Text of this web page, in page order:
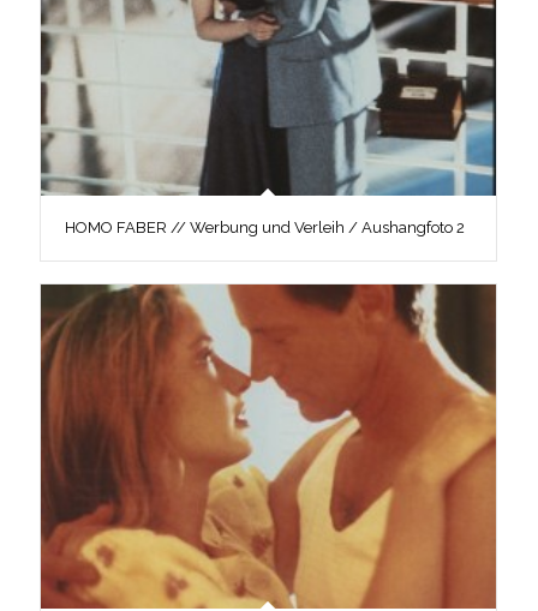
HOMO FABER // Werbung und Verleih / Aushangfoto 2